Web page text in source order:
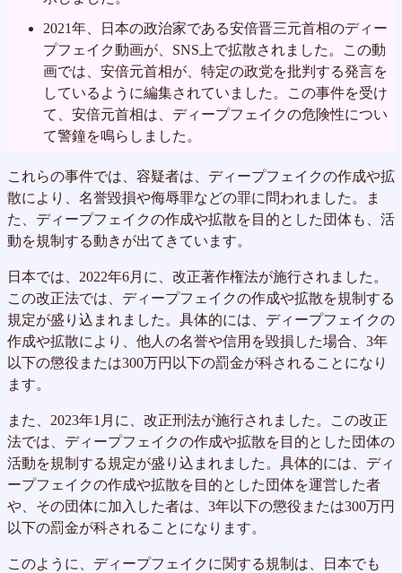
2021年、日本の政治家である安倍晋三元首相のディー
プフェイク動画が、SNS上で拡散されました。この動
画では、安倍元首相が、特定の政党を批判する発言を
しているように編集されていました。この事件を受け
て、安倍元首相は、ディープフェイクの危険性につい
て警鐘を鳴らしました。
これらの事件では、容疑者は、ディープフェイクの作成や拡
散により、名誉毀損や侮辱罪などの罪に問われました。ま
た、ディープフェイクの作成や拡散を目的とした団体も、活
動を規制する動きが出てきています。
日本では、2022年6月に、改正著作権法が施行されました。
この改正法では、ディープフェイクの作成や拡散を規制する
規定が盛り込まれました。具体的には、ディープフェイクの
作成や拡散により、他人の名誉や信用を毀損した場合、3年
以下の懲役または300万円以下の罰金が科されることになり
ます。
また、2023年1月に、改正刑法が施行されました。この改正
法では、ディープフェイクの作成や拡散を目的とした団体の
活動を規制する規定が盛り込まれました。具体的には、ディ
ープフェイクの作成や拡散を目的とした団体を運営した者
や、その団体に加入した者は、3年以下の懲役または300万円
以下の罰金が科されることになります。
このように、ディープフェイクに関する規制は、日本でも